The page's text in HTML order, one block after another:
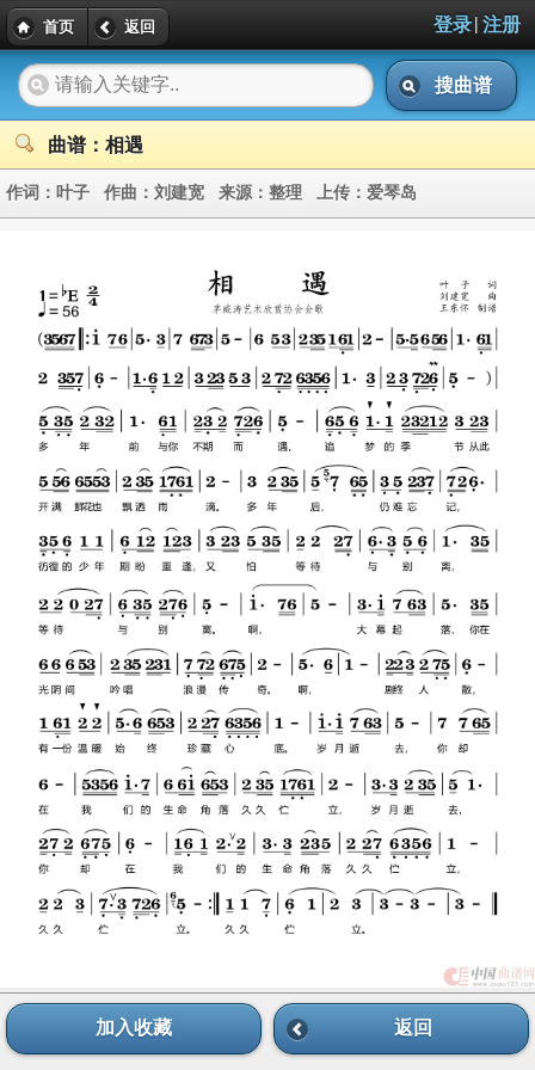
首页 返回 登录| 注册
搜曲谱
曲谱：相遇
作词： 叶子 作曲： 刘建宽 来源： 整理 上传： 爱琴岛
加入收藏 返回